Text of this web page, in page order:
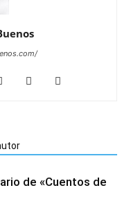
de «Cuentos de